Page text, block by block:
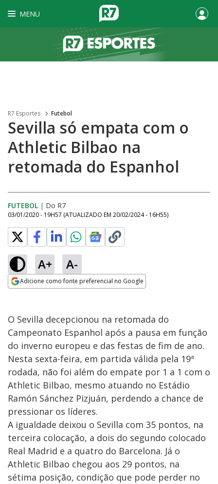
MENU
R7 Esportes Futebol
Sevilla só empata com o
Athletic Bilbao na
retomada do Espanhol
FUTEBOL | Do R7
03/01/2020 - 19H57 (ATUALIZADO EM 20/02/2024 - 16H55)
A+ A-
Adicione como fonte preferencial no Google
O Sevilla decepcionou na retomada do
Campeonato Espanhol após a pausa em função
do inverno europeu e das festas de fim de ano.
Nesta sexta-feira, em partida válida pela 19ª
rodada, não foi além do empate por 1 a 1 com o
Athletic Bilbao, mesmo atuando no Estádio
Ramón Sánchez Pizjuán, perdendo a chance de
pressionar os líderes.
A igualdade deixou o Sevilla com 35 pontos, na
terceira colocação, a dois do segundo colocado
Real Madrid e a quatro do Barcelona. Já o
Athletic Bilbao chegou aos 29 pontos, na
sétima posição, condição que pode perder no